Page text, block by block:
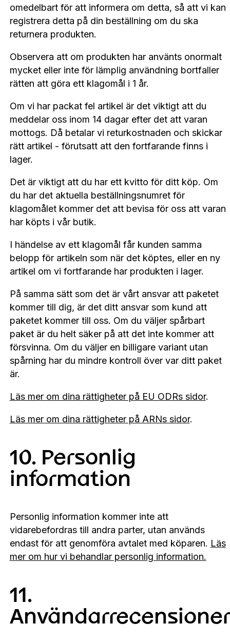
omedelbart för att informera om detta, så att vi kan
registrera detta på din beställning om du ska
returnera produkten.
Observera att om produkten har använts onormalt
mycket eller inte för lämplig användning bortfaller
rätten att göra ett klagomål i 1 år.
Om vi ​​har packat fel artikel är det viktigt att du
meddelar oss inom 14 dagar efter det att varan
mottogs. Då betalar vi returkostnaden och skickar
rätt artikel - förutsatt att den fortfarande finns i
lager.
Det är viktigt att du har ett kvitto för ditt köp. Om
du har det aktuella beställningsnumret för
klagomålet kommer det att bevisa för oss att varan
har köpts i vår butik.
I händelse av ett klagomål får kunden samma
belopp för artikeln som när det köptes, eller en ny
artikel om vi fortfarande har produkten i lager.
På samma sätt som det är vårt ansvar att paketet
kommer till dig, är det ditt ansvar som kund att
paketet kommer till oss. Om du väljer spårbart
paket är du helt säker på att det inte kommer att
försvinna. Om du väljer en billigare variant utan
spårning har du mindre kontroll över var ditt paket
är.
Läs mer om dina rättigheter på EU ODRs sidor.
Läs mer om dina rättigheter på ARNs sidor.
10. Personlig
information
Personlig information kommer inte att
vidarebefordras till andra parter, utan används
endast för att genomföra avtalet med köparen. Läs
mer om hur vi behandlar personlig information.
11.